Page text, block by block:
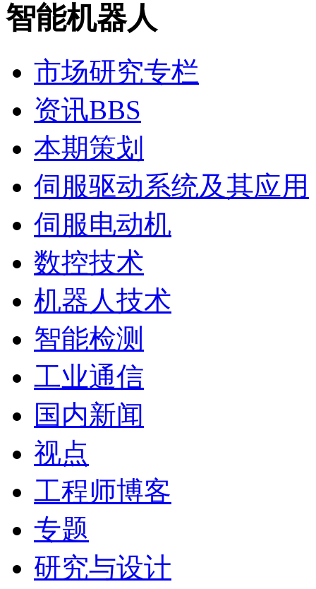
智能机器人
市场研究专栏
资讯BBS
本期策划
伺服驱动系统及其应用
伺服电动机
数控技术
机器人技术
智能检测
工业通信
国内新闻
视点
工程师博客
专题
研究与设计